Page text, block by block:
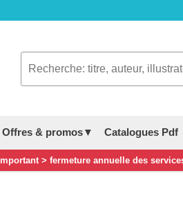
Offres & promos▼ Catalogues Pdf
Important > fermeture annuelle des